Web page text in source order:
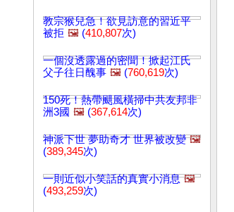
教宗猴兒急！欲見訪意的習近平
被拒 🖼️ (410,807次)
一個沒透露過的密聞！掀起江氏
父子往日醜事 🖼️ (760,619次)
150死！熱帶颶風橫掃中共友邦非
洲3國 🖼️ (367,614次)
神派下世 夢助奇才 世界被改變 🖼️
(389,345次)
一則近似小笑話的真實小消息 🖼️
(493,259次)